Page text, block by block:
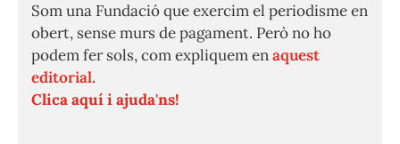
Som una Fundació que exercim el periodisme en
obert, sense murs de pagament. Però no ho
podem fer sols, com expliquem enaquest
editorial.
Clica aquí i ajuda'ns!